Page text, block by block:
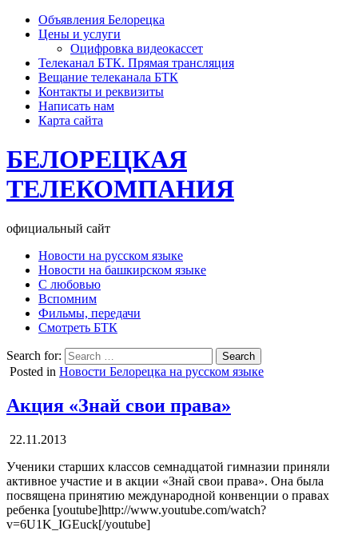
Объявления Белорецка
Цены и услуги
Оцифровка видеокассет
Телеканал БТК. Прямая трансляция
Вещание телеканала БТК
Контакты и реквизиты
Написать нам
Карта сайта
БЕЛОРЕЦКАЯ
ТЕЛЕКОМПАНИЯ
официальный сайт
Новости на русском языке
Новости на башкирском языке
С любовью
Вспомним
Фильмы, передачи
Смотреть БТК
Search for:
Posted in Новости Белорецка на русском языке
Акция «Знай свои права»
22.11.2013
Ученики старших классов семнадцатой гимназии приняли
активное участие и в акции «Знай свои права». Она была
посвящена принятию международной конвенции о правах
ребенка [youtube]http://www.youtube.com/watch?
v=6U1K_IGEuck[/youtube]